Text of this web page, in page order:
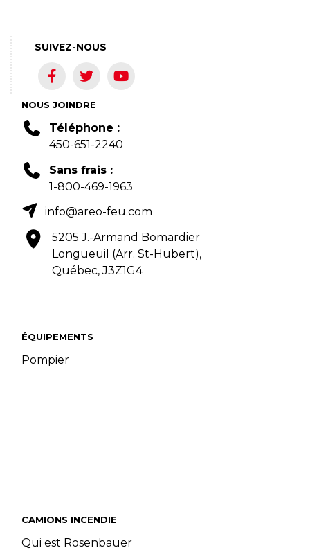
ÉQUIPEMENTS
Pompier
CAMIONS INCENDIE
Qui est Rosenbauer
NOUS JOINDRE
Téléphone :
450-651-2240
Sans frais :
1-800-469-1963
info@areo-feu.com
5205 J.-Armand Bomardier
Longueuil (Arr. St-Hubert),
Québec, J3Z1G4
SUIVEZ-NOUS